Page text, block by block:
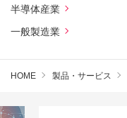
半導体産業
一般製造業
HOME 製品・サービス